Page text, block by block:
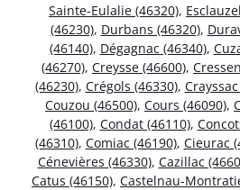
Sainte-Eulalie (46320),
(46230), Durbans (46320),
(46140), Dégagnac (46340),
(46270), Creysse (46600),
(46230), Crégols (46330),
Couzou (46500), Cours (46090),
(46100), Condat (46110),
(46310), Comiac (46190), Cieurac
Cénevières (46330), Cazillac
Catus (46150), Castelnau-